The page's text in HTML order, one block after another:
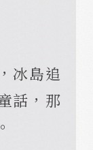
冰島追
話，那